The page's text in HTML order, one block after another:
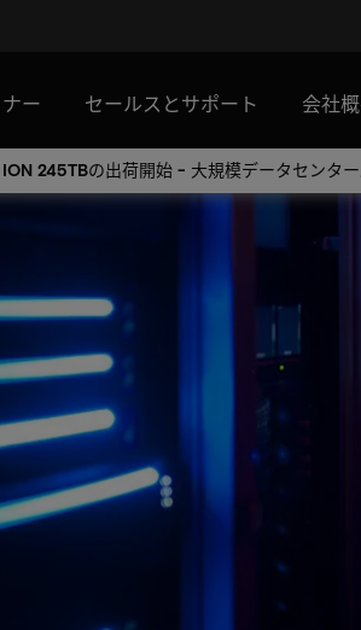
ー セールスとサポート 会社
245TBの出荷開始 - 大規模データセンタ